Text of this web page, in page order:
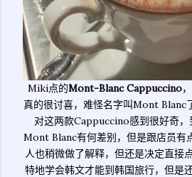
Miki点的Mont-Blanc Cappuccino
真的很讨喜，难怪名字叫Mont Blanc
对这两款Cappuccino感到很好奇
Mont Blanc有何差别，但是跟店员有
人也稍微做了解释，但还是决定直接
特地学会韩文才能到韩国旅行，但是